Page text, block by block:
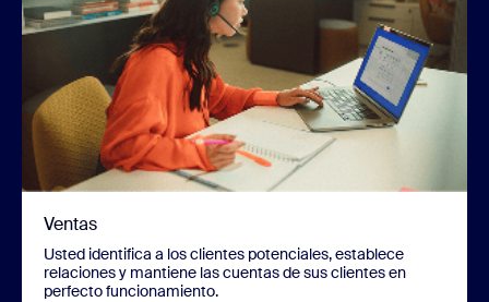
Ventas
Usted identifica a los clientes potenciales, establece
relaciones y mantiene las cuentas de sus clientes en
perfecto funcionamiento.